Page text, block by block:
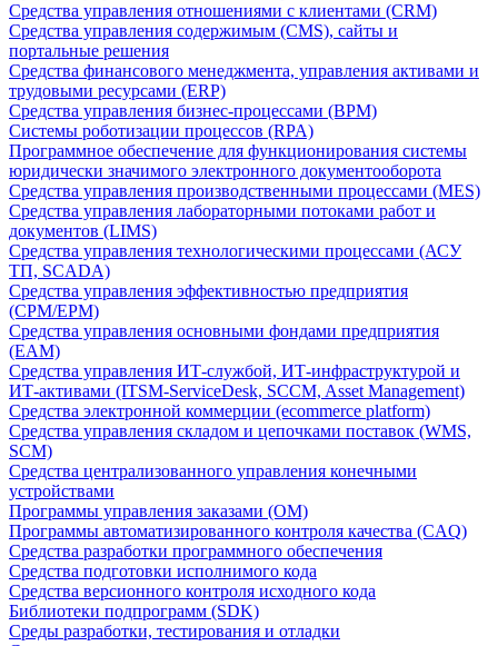
Средства управления отношениями с клиентами (CRM)
Средства управления содержимым (CMS), сайты и
портальные решения
Средства финансового менеджмента, управления активами и
трудовыми ресурсами (ERP)
Средства управления бизнес-процессами (BPM)
Системы роботизации процессов (RPA)
Программное обеспечение для функционирования системы
юридически значимого электронного документооборота
Средства управления производственными процессами (MES)
Средства управления лабораторными потоками работ и
документов (LIMS)
Средства управления технологическими процессами (АСУ
ТП, SCADA)
Средства управления эффективностью предприятия
(CPM/EPM)
Средства управления основными фондами предприятия
(EAM)
Средства управления ИТ-службой, ИТ-инфраструктурой и
ИТ-активами (ITSM-ServiceDesk, SCCM, Asset Management)
Средства электронной коммерции (ecommerce platform)
Средства управления складом и цепочками поставок (WMS,
SCM)
Средства централизованного управления конечными
устройствами
Программы управления заказами (OM)
Программы автоматизированного контроля качества (CAQ)
Средства разработки программного обеспечения
Средства подготовки исполнимого кода
Средства версионного контроля исходного кода
Библиотеки подпрограмм (SDK)
Среды разработки, тестирования и отладки